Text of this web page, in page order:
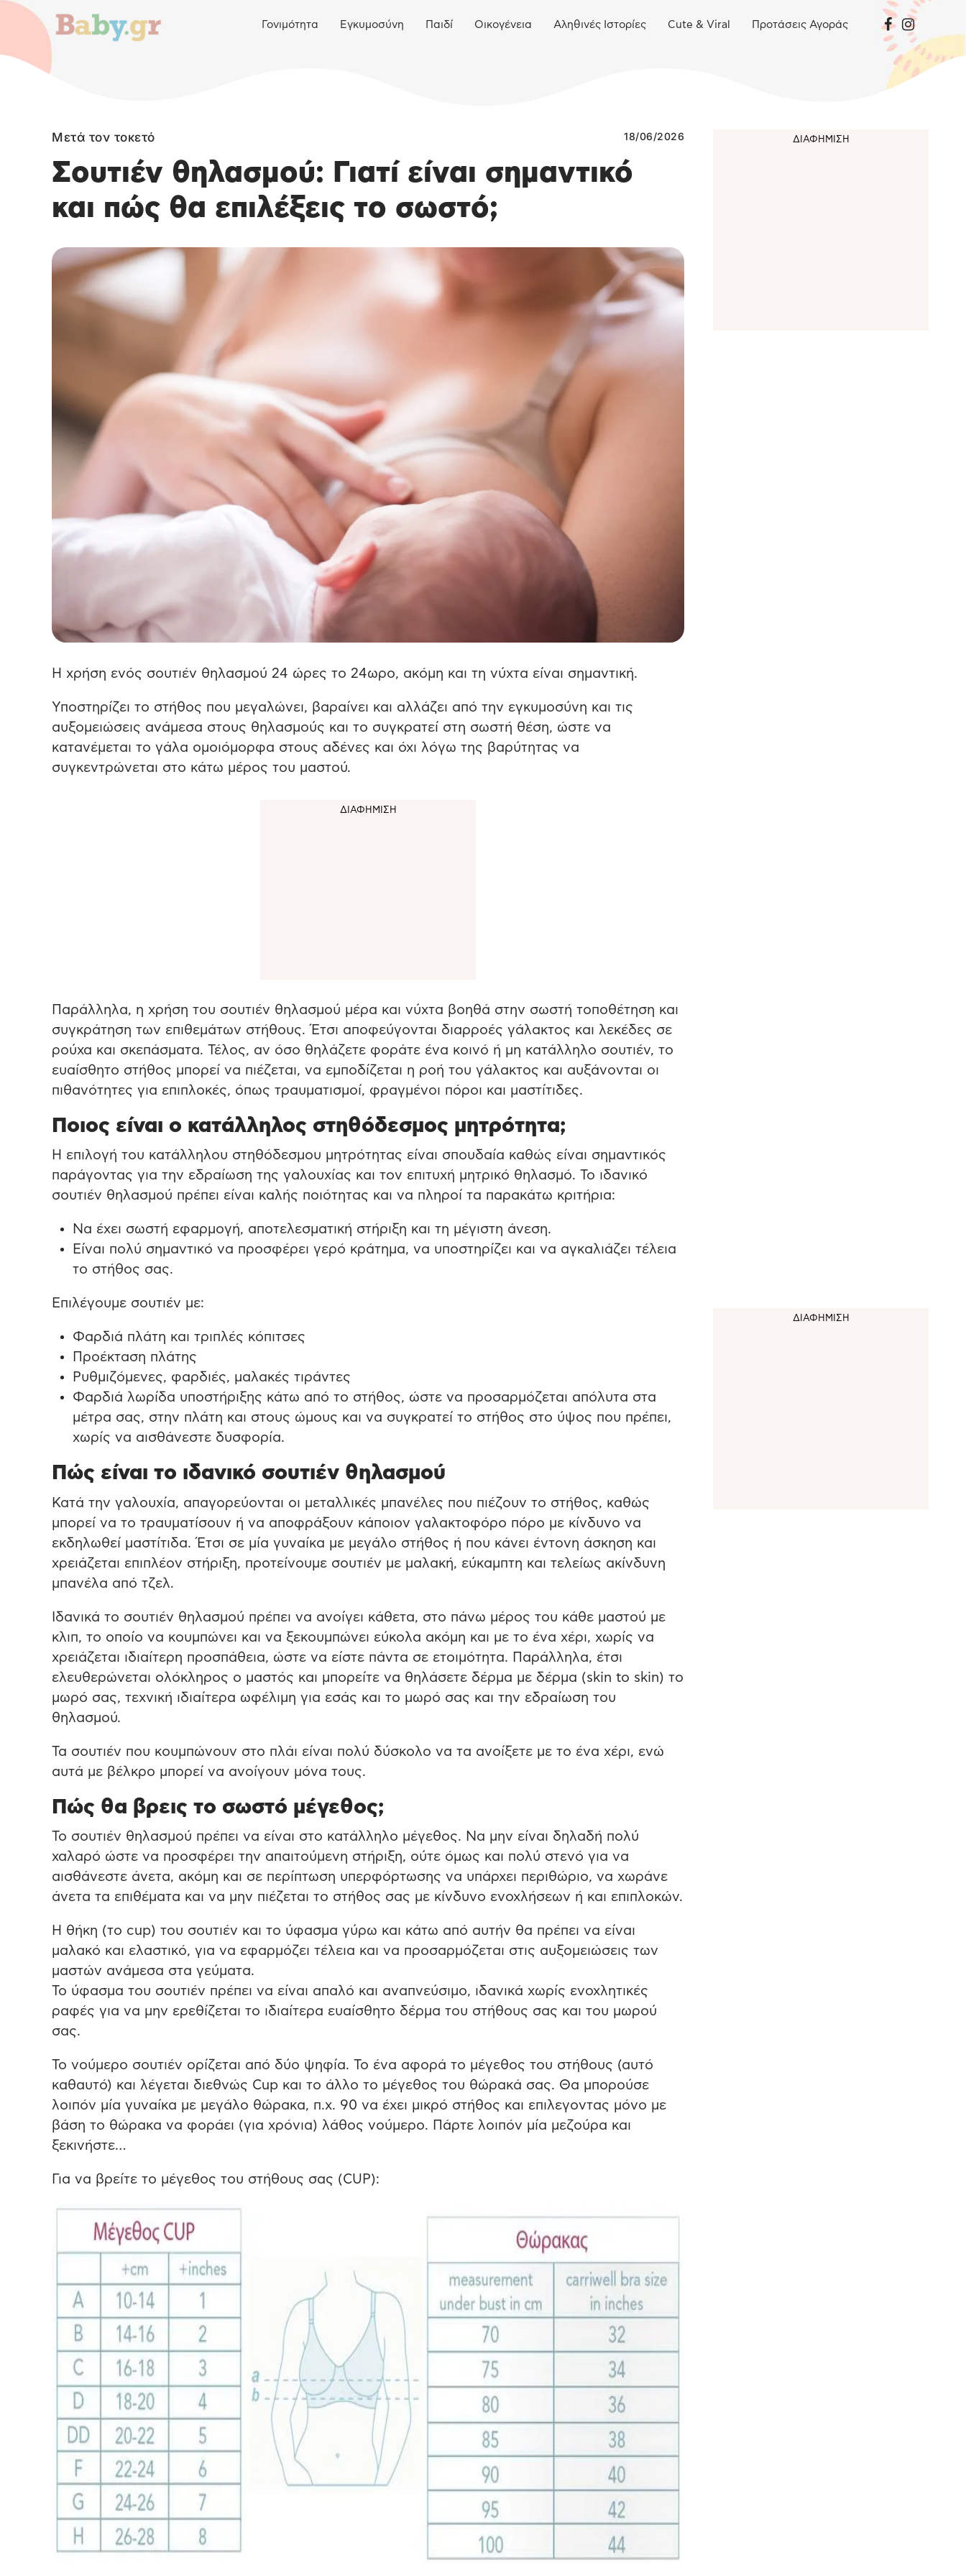
Γονιμότητα Εγκυμοσύνη Παιδί Οικογένεια Αληθινές Ιστορίες Cute & Viral Προτάσεις Αγοράς
Μετά τον τοκετό 18/06/2026
Σουτιέν θηλασμού: Γιατί είναι σημαντικό
και πώς θα επιλέξεις το σωστό;
Η χρήση ενός σουτιέν θηλασμού 24 ώρες το 24ωρο, ακόμη και τη νύχτα είναι σημαντική.
Υποστηρίζει το στήθος που μεγαλώνει, βαραίνει και αλλάζει από την εγκυμοσύνη και τις
αυξομειώσεις ανάμεσα στους θηλασμούς και το συγκρατεί στη σωστή θέση, ώστε να
κατανέμεται το γάλα ομοιόμορφα στους αδένες και όχι λόγω της βαρύτητας να
συγκεντρώνεται στο κάτω μέρος του μαστού.
Παράλληλα, η χρήση του σουτιέν θηλασμού μέρα και νύχτα βοηθά στην σωστή τοποθέτηση και
συγκράτηση των επιθεμάτων στήθους. Έτσι αποφεύγονται διαρροές γάλακτος και λεκέδες σε
ρούχα και σκεπάσματα. Τέλος, αν όσο θηλάζετε φοράτε ένα κοινό ή μη κατάλληλο σουτιέν, το
ευαίσθητο στήθος μπορεί να πιέζεται, να εμποδίζεται η ροή του γάλακτος και αυξάνονται οι
πιθανότητες για επιπλοκές, όπως τραυματισμοί, φραγμένοι πόροι και μαστίτιδες.
Ποιoς είναι ο κατάλληλος στηθόδεσμος μητρότητα;
Η επιλογή του κατάλληλου στηθόδεσμου μητρότητας είναι σπουδαία καθώς είναι σημαντικός
παράγοντας για την εδραίωση της γαλουχίας και τον επιτυχή μητρικό θηλασμό. Το ιδανικό
σουτιέν θηλασμού πρέπει είναι καλής ποιότητας και να πληροί τα παρακάτω κριτήρια:
Να έχει σωστή εφαρμογή, αποτελεσματική στήριξη και τη μέγιστη άνεση.
Είναι πολύ σημαντικό να προσφέρει γερό κράτημα, να υποστηρίζει και να αγκαλιάζει τέλεια
το στήθος σας.
Eπιλέγουμε σουτιέν με:
Φαρδιά πλάτη και τριπλές κόπιτσες
Προέκταση πλάτης
Ρυθμιζόμενες, φαρδιές, μαλακές τιράντες
Φαρδιά λωρίδα υποστήριξης κάτω από το στήθος, ώστε να προσαρμόζεται απόλυτα στα
μέτρα σας, στην πλάτη και στους ώμους και να συγκρατεί το στήθος στο ύψος που πρέπει,
χωρίς να αισθάνεστε δυσφορία.
Πώς είναι το ιδανικό σουτιέν θηλασμού
Κατά την γαλουχία, απαγορεύονται οι μεταλλικές μπανέλες που πιέζουν το στήθος, καθώς
μπορεί να το τραυματίσουν ή να αποφράξουν κάποιον γαλακτοφόρο πόρο με κίνδυνο να
εκδηλωθεί μαστίτιδα. Έτσι σε μία γυναίκα με μεγάλο στήθος ή που κάνει έντονη άσκηση και
χρειάζεται επιπλέον στήριξη, προτείνουμε σουτιέν με μαλακή, εύκαμπτη και τελείως ακίνδυνη
μπανέλα από τζελ.
Ιδανικά το σουτιέν θηλασμού πρέπει να ανοίγει κάθετα, στο πάνω μέρος του κάθε μαστού με
κλιπ, το οποίο να κουμπώνει και να ξεκουμπώνει εύκολα ακόμη και με το ένα χέρι, χωρίς να
χρειάζεται ιδιαίτερη προσπάθεια, ώστε να είστε πάντα σε ετοιμότητα. Παράλληλα, έτσι
ελευθερώνεται ολόκληρος ο μαστός και μπορείτε να θηλάσετε δέρμα με δέρμα (skin to skin) το
μωρό σας, τεχνική ιδιαίτερα ωφέλιμη για εσάς και το μωρό σας και την εδραίωση του
θηλασμού.
Τα σουτιέν που κουμπώνουν στο πλάι είναι πολύ δύσκολο να τα ανοίξετε με το ένα χέρι, ενώ
αυτά με βέλκρο μπορεί να ανοίγουν μόνα τους.
Πώς θα βρεις το σωστό μέγεθος;
Το σουτιέν θηλασμού πρέπει να είναι στο κατάλληλο μέγεθος. Να μην είναι δηλαδή πολύ
χαλαρό ώστε να προσφέρει την απαιτούμενη στήριξη, ούτε όμως και πολύ στενό για να
αισθάνεστε άνετα, ακόμη και σε περίπτωση υπερφόρτωσης να υπάρχει περιθώριο, να χωράνε
άνετα τα επιθέματα και να μην πιέζεται το στήθος σας με κίνδυνο ενοχλήσεων ή και επιπλοκών.
Η θήκη (το cup) του σουτιέν και το ύφασμα γύρω και κάτω από αυτήν θα πρέπει να είναι
μαλακό και ελαστικό, για να εφαρμόζει τέλεια και να προσαρμόζεται στις αυξομειώσεις των
μαστών ανάμεσα στα γεύματα.
Το ύφασμα του σουτιέν πρέπει να είναι απαλό και αναπνεύσιμο, ιδανικά χωρίς ενοχλητικές
ραφές για να μην ερεθίζεται το ιδιαίτερα ευαίσθητο δέρμα του στήθους σας και του μωρού
σας.
Το νούμερο σουτιέν ορίζεται από δύο ψηφία. Το ένα αφορά το μέγεθος του στήθους (αυτό
καθαυτό) και λέγεται διεθνώς Cup και το άλλο το μέγεθος του θώρακά σας. Θα μπορούσε
λοιπόν μία γυναίκα με μεγάλο θώρακα, π.χ. 90 να έχει μικρό στήθος και επιλεγοντας μόνο με
βάση το θώρακα να φοράει (για χρόνια) λάθος νούμερο. Πάρτε λοιπόν μία μεζούρα και
ξεκινήστε…
Για να βρείτε το μέγεθος του στήθους σας (CUP):